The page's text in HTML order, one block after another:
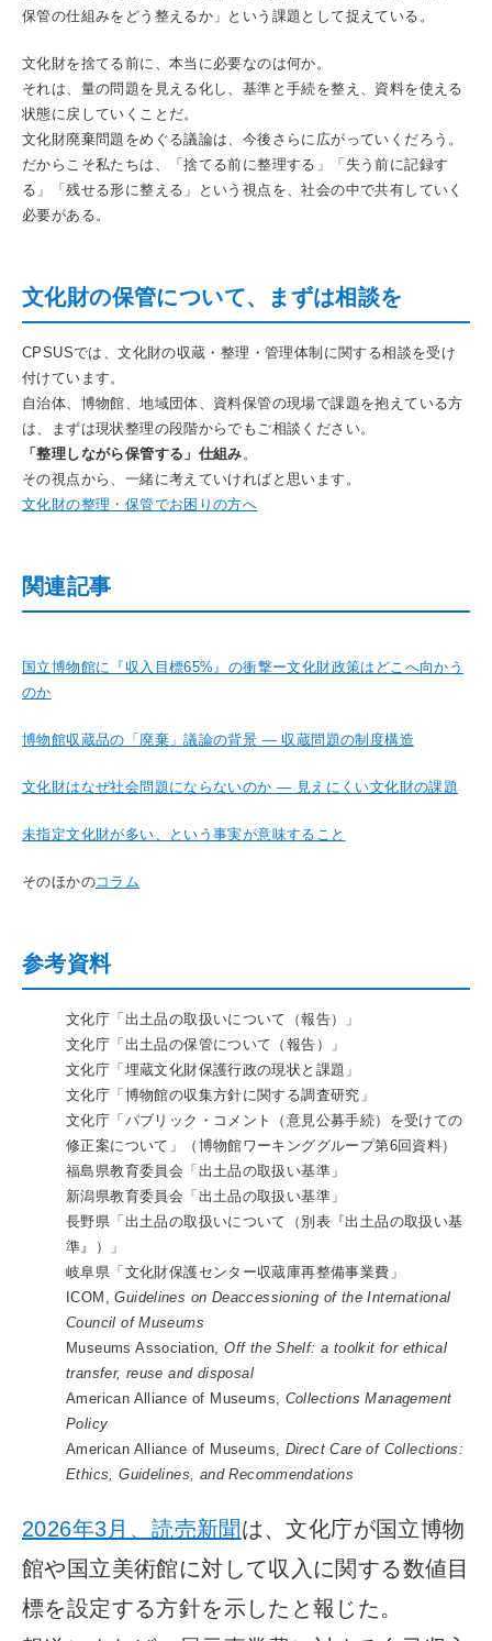
保管の仕組みをどう整えるか」という課題として捉えている。
文化財を捨てる前に、本当に必要なのは何か。
それは、量の問題を見える化し、基準と手続を整え、資料を使える
状態に戻していくことだ。
文化財廃棄問題をめぐる議論は、今後さらに広がっていくだろう。
だからこそ私たちは、「捨てる前に整理する」「失う前に記録す
る」「残せる形に整える」という視点を、社会の中で共有していく
必要がある。
文化財の保管について、まずは相談を
CPSUSでは、文化財の収蔵・整理・管理体制に関する相談を受け
付けています。
自治体、博物館、地域団体、資料保管の現場で課題を抱えている方
は、まずは現状整理の段階からでもご相談ください。
「整理しながら保管する」仕組み 。
その視点から、一緒に考えていければと思います。
文化財の整理・保管でお困りの方へ
関連記事
国立博物館に『収入目標65%』の衝撃ー文化財政策はどこへ向かう
のか
博物館収蔵品の「廃棄」議論の背景 ― 収蔵問題の制度構造
文化財はなぜ社会問題にならないのか ― 見えにくい文化財の課題
未指定文化財が多い、という事実が意味すること
そのほかのコラム
参考資料
文化庁「出土品の取扱いについて（報告）」
文化庁「出土品の保管について（報告）」
文化庁「埋蔵文化財保護行政の現状と課題」
文化庁「博物館の収集方針に関する調査研究」
文化庁「パブリック・コメント（意見公募手続）を受けての
修正案について」（博物館ワーキンググループ第6回資料）
福島県教育委員会「出土品の取扱い基準」
新潟県教育委員会「出土品の取扱い基準」
長野県「出土品の取扱いについて（別表『出土品の取扱い基
準』）」
岐阜県「文化財保護センター収蔵庫再整備事業費」
ICOM,Guidelines on Deaccessioning of the International
Council of Museums
Museums Association,Off the Shelf: a toolkit for ethical
transfer, reuse and disposal
American Alliance of Museums, Collections Management
Policy
American Alliance of Museums, Direct Care of Collections:
Ethics, Guidelines, and Recommendations
2026年3月、読売新聞は、文化庁が国立博物
館や国立美術館に対して収入に関する数値目
標を設定する方針を示したと報じた。